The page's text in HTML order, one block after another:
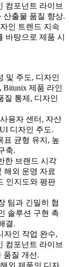
컴포넌트 라이브
산출물 품질 향상.
인 트렌드 지속
바탕으로 제품 시
및 주도, 디자인
Bitunix 제품 라인
질 통제, 디자인
용자 센터, 자산
디자인 주도.
표 균형 유지, 높
축.
한 브랜드 시각
해외 운영 자료
인지도와 평판
팀과 긴밀히 협
솔루션 구현 촉
결.
자인 작업 완수,
컴포넌트 라이브
품질 개선.
외 제품의 디자